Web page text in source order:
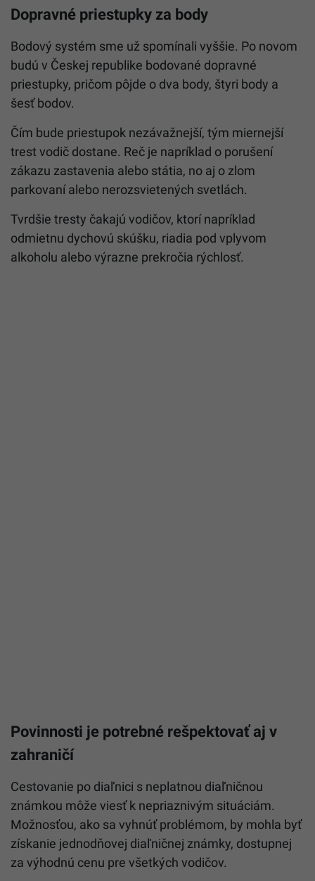
Dopravné priestupky za body
Bodový systém sme už spomínali vyššie. Po novom
budú v Českej republike bodované dopravné
priestupky, pričom pôjde o dva body, štyri body a
šesť bodov.
Čím bude priestupok nezávažnejší, tým miernejší
trest vodič dostane. Reč je napríklad o porušení
zákazu zastavenia alebo státia, no aj o zlom
parkovaní alebo nerozsvietených svetlách.
Tvrdšie tresty čakajú vodičov, ktorí napríklad
odmietnu dychovú skúšku, riadia pod vplyvom
alkoholu alebo výrazne prekročia rýchlosť.
Povinnosti je potrebné rešpektovať aj v
zahraničí
Cestovanie po diaľnici s neplatnou diaľničnou
známkou môže viesť k nepriaznivým situáciám.
Možnosťou, ako sa vyhnúť problémom, by mohla byť
získanie jednodňovej diaľničnej známky, dostupnej
za výhodnú cenu pre všetkých vodičov.